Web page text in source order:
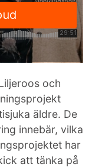
och
äldre. De
innebär, vilka
har
att tänka på